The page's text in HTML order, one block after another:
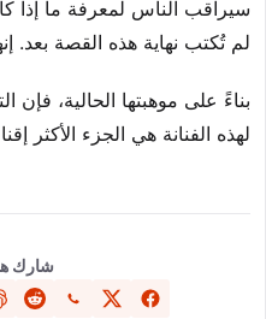
سيراقب الناس لمعرفة ما إذا
لم تُكتب نهاية هذه القصة بعد.
بناءً على موهبتها الحالية، فإن
لهذه الفنانة هي الجزء الأكثر
شارك